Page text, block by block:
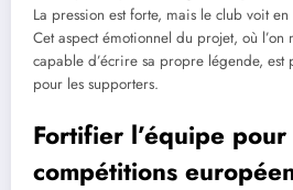
La pression est forte, mais le club voit
Cet aspect émotionnel du projet, où l’on
capable d’écrire sa propre légende, est
pour les supporters.
Fortifier l’équipe pour
compétitions